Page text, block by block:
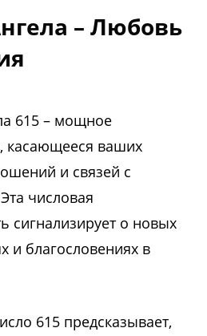
– Любовь
615 – мощное
касающееся ваших
и связей с
числовая
сигнализирует о новых
и благословениях в
615 предсказывает,